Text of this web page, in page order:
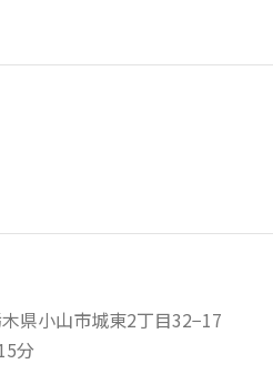
県小山市城東2丁目32−17
分